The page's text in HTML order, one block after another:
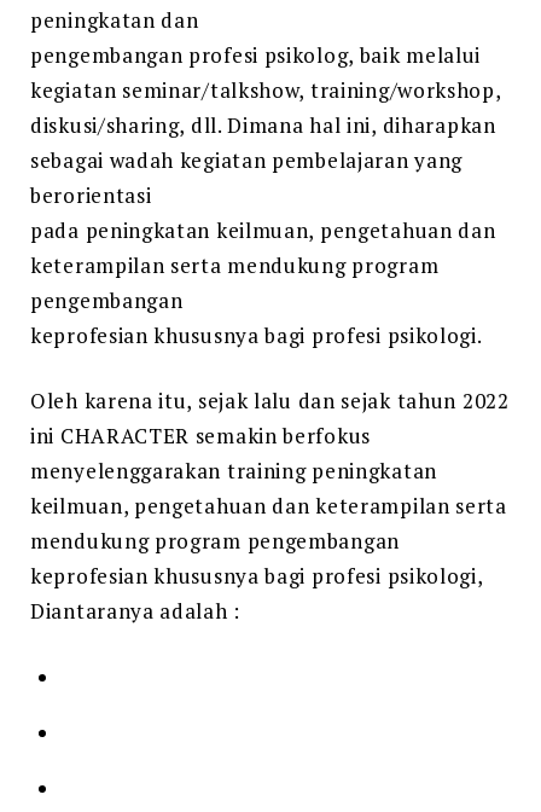
peningkatan dan
pengembangan profesi psikolog, baik melalui
kegiatan seminar/talkshow, training/workshop,
diskusi/sharing, dll. Dimana hal ini, diharapkan
sebagai wadah kegiatan pembelajaran yang
berorientasi
pada peningkatan keilmuan, pengetahuan dan
keterampilan serta mendukung program
pengembangan
keprofesian khususnya bagi profesi psikologi.
Oleh karena itu, sejak lalu dan sejak tahun 2022
ini CHARACTER semakin berfokus
menyelenggarakan training peningkatan
keilmuan, pengetahuan dan keterampilan serta
mendukung program pengembangan
keprofesian khususnya bagi profesi psikologi,
Diantaranya adalah :